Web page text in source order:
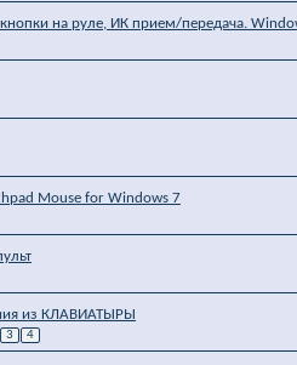
на руле, ИК прием/передача.
Mouse for Windows 7
из КЛАВИАТЫРЫ
3 4